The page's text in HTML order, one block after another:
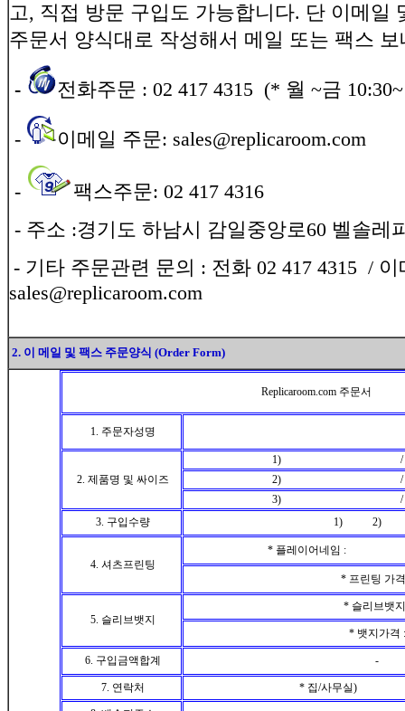
고, 직접 방문 구입도 가능합니다. 단 이메일
주문서 양식대로 작성해서 메일 또는 팩스
- 전화주문 : 02 417 4315 (* 월 ~금
- 이메일 주문: sales@replicaroom.com
-
팩스주문: 02 417 4316
- 주소 :경기도 하남시 감일중앙로60 벨솔레
- 기타 주문관련 문의 : 전화 02 417 4315 / 이
sales@replicaroom.com
2. 이 메일 및 팩스 주문양식 (Order Form)
Replicaroom.com 주문서
1. 주문자성명
2. 제품명 및 싸이즈
1) / 싸이즈
2) / 싸이즈
3) / 싸이즈
3. 구입수량
1) 2)
4. 셔츠프린팅
* 플레이어네임 :
* 프린팅 가
5. 슬리브뱃지
* 슬리브뱃
* 뱃지가격 :
6. 구입금액합계 -
7. 연락처 * 집/사무실) *